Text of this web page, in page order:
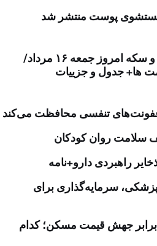
پوست منتشر شد
قیمت طلا و سکه امروز جمعه ۱۶ مرداد/
ها+ جدول و جزییات
عفونت‌های تنفسی محافظت می‌کند
سلامت روان کودکان
ذخایر راهبردی دارو+نامه
سرمایه‌گذاری برای
برابر جهش قیمت مسکن؛ کدام